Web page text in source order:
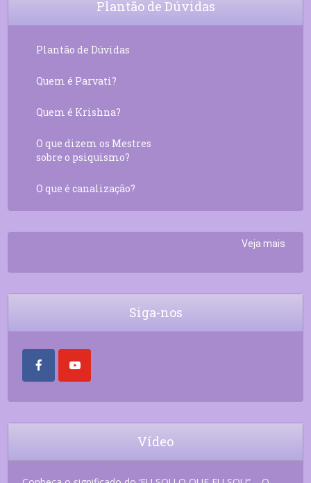
Plantão de Dúvidas
Plantão de Dúvidas
Quem é Parvati?
Quem é Krishna?
O que dizem os Mestres
sobre o psiquismo?
O que é canalização?
Veja mais
Siga-nos
Vídeo